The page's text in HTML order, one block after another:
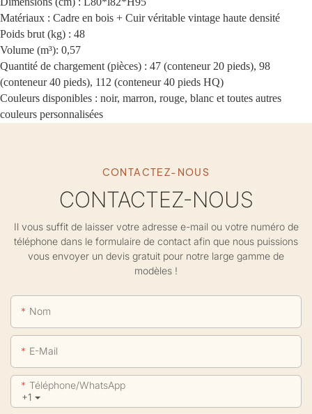
Matériaux : Cadre en bois + Cuir véritable vintage haute densité
Poids brut (kg) : 48
Volume (m³): 0,57
Quantité de chargement (pièces) : 47 (conteneur 20 pieds), 98
(conteneur 40 pieds), 112 (conteneur 40 pieds HQ)
Couleurs disponibles : noir, marron, rouge, blanc et toutes autres
couleurs personnalisées
CONTACTEZ-NOUS
CONTACTEZ-NOUS
Il vous suffit de laisser votre adresse e-mail ou votre numéro de
téléphone dans le formulaire de contact afin que nous puissions
vous envoyer un devis gratuit pour notre large gamme de
modèles !
Nom
E-Mail
+1
Téléphone/WhatsApp